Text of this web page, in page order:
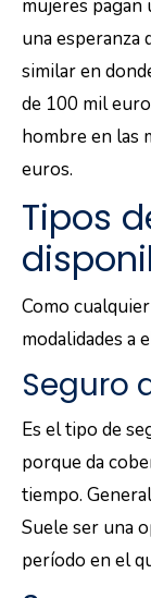
mujeres pagan
una esperanza
similar en
de 100 mil
hombre en las
euros.
Tipos
Como
modalidades a
Seguro
Es el tipo de
porque da
tiempo.
Suele ser una
período en el